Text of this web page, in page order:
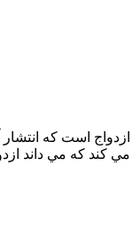
است كه
مي كند كه مي